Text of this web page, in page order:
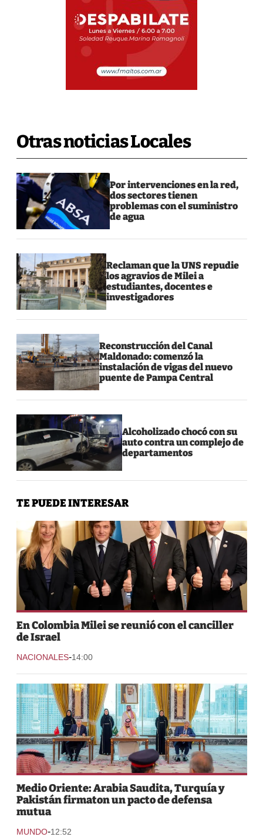
Otras noticias Locales
Por intervenciones en la red,
dos sectores tienen
problemas con el suministro
de agua
Reclaman que la UNS repudie
los agravios de Milei a
estudiantes, docentes e
investigadores
Reconstrucción del Canal
Maldonado: comenzó la
instalación de vigas del nuevo
puente de Pampa Central
Alcoholizado chocó con su
auto contra un complejo de
departamentos
TE PUEDE INTERESAR
En Colombia Milei se reunió con el canciller
de Israel
NACIONALES-14:00
Medio Oriente: Arabia Saudita, Turquía y
Pakistán firmaton un pacto de defensa
mutua
MUNDO-12:52